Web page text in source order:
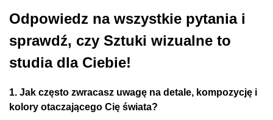
Odpowiedz na wszystkie pytania i
sprawdź, czy Sztuki wizualne to
studia dla Ciebie!
1. Jak często zwracasz uwagę na detale, kompozycję i
kolory otaczającego Cię świata?